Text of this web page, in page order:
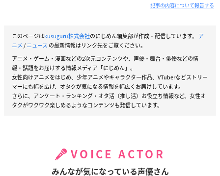
記事の内容について報告する
このページはkusuguru株式会社のにじめん編集部が作成・配信しています。 ア
ニメ/ニュース の最新情報はリンク先をご覧ください。
アニメ・ゲーム・漫画などの2次元コンテンツや、声優・舞台・俳優などの情
報・話題をお届けする情報メディア「にじめん」。
女性向けアニメをはじめ、少年アニメやキャラクター作品、VTuberなどストリー
マーにも幅を広げ、オタクが気になる情報を幅広くお届けしています。
さらに、アンケート・ランキング・オタ活（推し活）お役立ち情報など、女性オ
タクがワクワク楽しめるようなコンテンツも発信しています。
VOICE ACTOR
みんなが気になっている声優さん